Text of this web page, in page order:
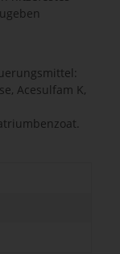
Acesulfam K,